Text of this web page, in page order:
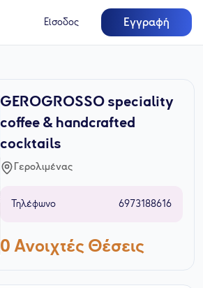
Είσοδος Εγγραφή
GEROGROSSO speciality
coffee & handcrafted
cocktails
Γερολιμένας
Τηλέφωνο 6973188616
0 Ανοιχτές Θέσεις